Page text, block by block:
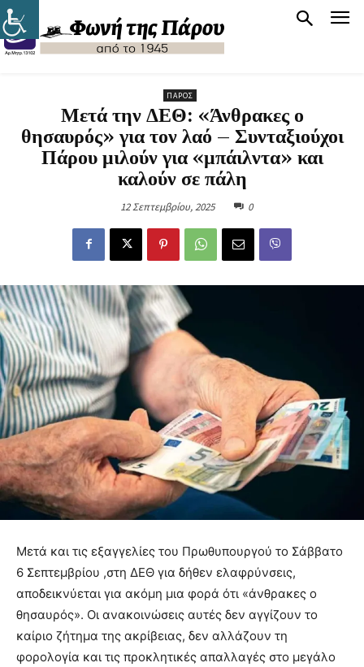
ΠΆΡΟΣ
Μετά την ΔΕΘ: «Άνθρακες ο
θησαυρός» για τον λαό – Συνταξιούχοι
Πάρου μιλούν για «μπάιλντα» και
καλούν σε πάλη
12 Σεπτεμβρίου, 2025 0
Μετά και τις εξαγγελίες του Πρωθυπουργού το Σάββατο
6 Σεπτεμβρίου ,στη ΔΕΘ για δήθεν ελαφρύνσεις,
αποδεικνύεται για ακόμη μια φορά ότι «άνθρακες ο
θησαυρός». Οι ανακοινώσεις αυτές δεν αγγίζουν το
καίριο ζήτημα της ακρίβειας, δεν αλλάζουν τη
φορολογία και τις προκλητικές απαλλαγές στο μεγάλο